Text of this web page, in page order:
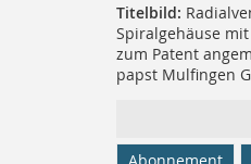
Titelbild:
Spiralgehäuse
zum Patent
papst Mulfingen